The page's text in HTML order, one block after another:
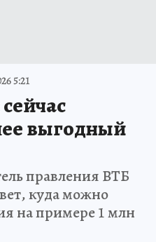
5:21
сейчас
выгодный
правления ВТБ
куда можно
на примере 1 млн